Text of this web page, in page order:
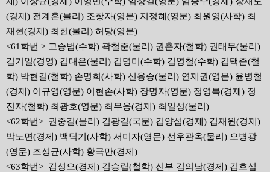
(경제) 전계훈(물리) 조항자(영문) 지정혜(영문) 최원영(사학) 최
재현(경제) 최헌(물리) 허당(영문)
<61학번 > 고승범(수학) 곽철준(물리) 권춘자(철학) 권태무(물리)
김기일(경영) 김대은(물리) 김명미(수학) 김영철(수학) 김택준(철
학) 박현길(철학) 손명희(사학) 신용승(물리) 연제권(영문) 윤병철
(경제) 이규영(영문) 이현손(사학) 장명자(영문) 정영복(경제) 정
진자(철학) 최광호(영문) 최무웅(경제) 최일성(물리)
<62학번> 권중길(물리) 김광길(국문) 김양섭(경제) 김재원(경제)
박노면(경제) 백덕기(사학) 서미자(영문) 선우관옥(물리) 오병광
(영문) 조성균(사학) 황극만(경제)
<63학번> 김성오(경제) 김승립(철학) 신부 김의남(경제) 김호섭